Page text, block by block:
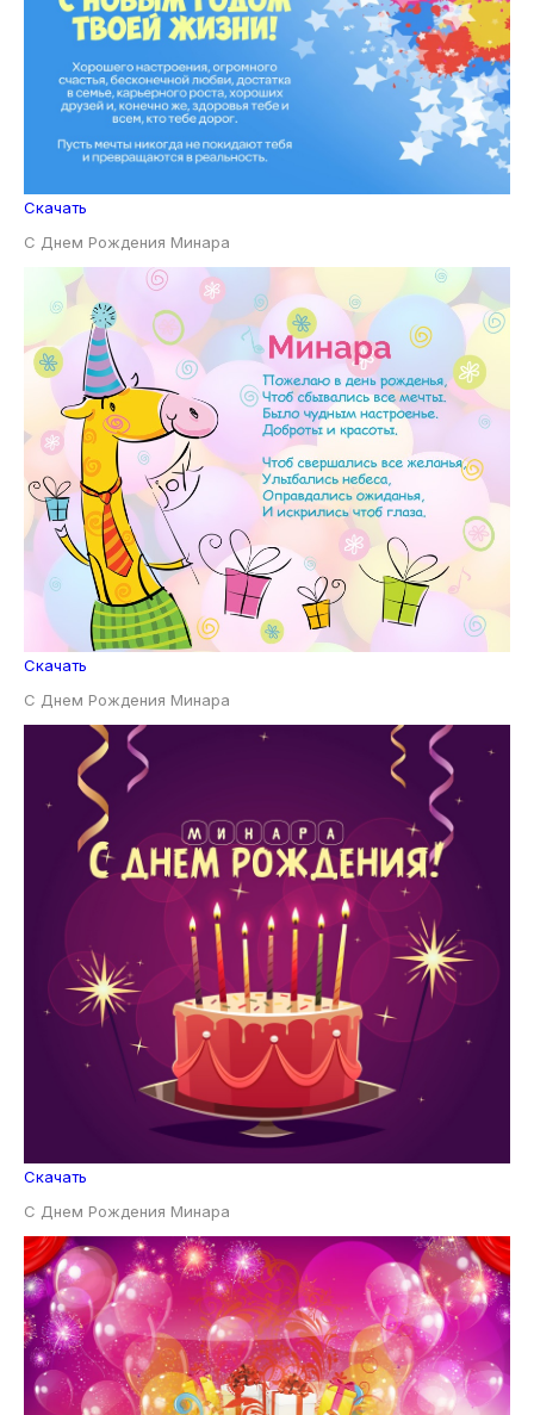
Скачать
С Днем Рождения Минара
Скачать
С Днем Рождения Минара
Скачать
С Днем Рождения Минара